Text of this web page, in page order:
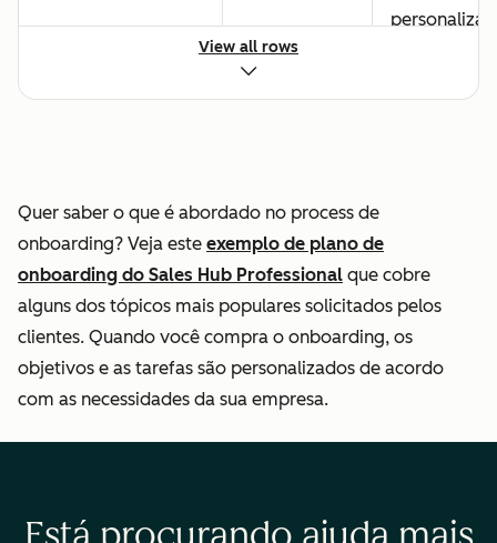
Configuração de
automação de
vendas padrão
Ativação das
integrações padrão
(App
View all rows
Quer saber o que é abordado no process de
onboarding? Veja este exemplo de plano de
onboarding do Sales Hub Professional que cobre
alguns dos tópicos mais populares solicitados pelos
clientes. Quando você compra o onboarding, os
objetivos e as tarefas são personalizados de acordo
com as necessidades da sua empresa.